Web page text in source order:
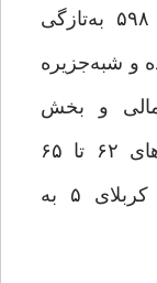
ایران در زمان تصویب قطعنامه ۵۹۸ به‌تازگی
را انجام داده و شبه‌جزیره
و بخش
عمده‌ای از شلمچه را طی سال‌های ۶۲ تا ۶۵
درعملیات‌های خیبر، والفجر ۸ و کربلای ۵ به